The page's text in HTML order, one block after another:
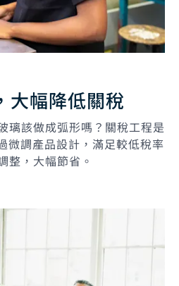
大幅降低關稅
璃該做成弧形嗎？關稅工程是
調產品設計，滿足較低稅率
整，大幅節省。